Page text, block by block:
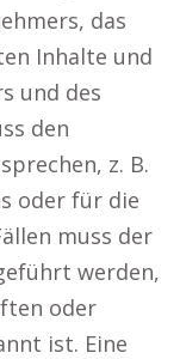
das
Inhalte und
und des
den
z. B.
oder für die
muss der
werden,
oder
ist. Eine